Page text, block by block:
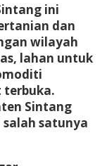
ini
dan
wilayah
lahan untuk
terbuka.
Sintang
satunya